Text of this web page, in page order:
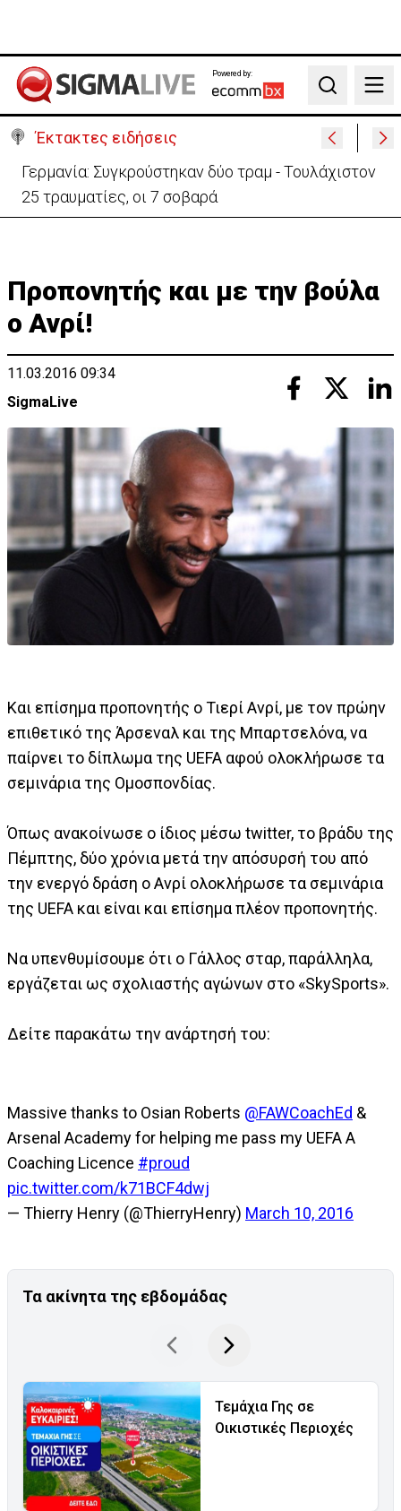
Powered by:
Search
Έκτακτες ειδήσεις
Γερμανία: Συγκρούστηκαν δύο τραμ - Τουλάχιστον
25 τραυματίες, οι 7 σοβαρά
Προπονητής και με την βούλα
ο Ανρί!
11.03.2016 09:34
SigmaLive
Και επίσημα προπονητής ο Τιερί Ανρί, με τον πρώην
επιθετικό της Άρσεναλ και της Μπαρτσελόνα, να
παίρνει το δίπλωμα της UEFA αφού ολοκλήρωσε τα
σεμινάρια της Ομοσπονδίας.
Όπως ανακοίνωσε ο ίδιος μέσω twitter, το βράδυ της
Πέμπτης, δύο χρόνια μετά την απόσυρσή του από
την ενεργό δράση ο Ανρί ολοκλήρωσε τα σεμινάρια
της UEFA και είναι και επίσημα πλέον προπονητής.
Να υπενθυμίσουμε ότι ο Γάλλος σταρ, παράλληλα,
εργάζεται ως σχολιαστής αγώνων στο «SkySports».
Δείτε παρακάτω την ανάρτησή του:
Massive thanks to Osian Roberts @FAWCoachEd &
Arsenal Academy for helping me pass my UEFA A
Coaching Licence #proud
pic.twitter.com/k71BCF4dwj
— Thierry Henry (@ThierryHenry) March 10, 2016
Τα ακίνητα της εβδομάδας
Τεμάχια Γης σε
Οικιστικές Περιοχές